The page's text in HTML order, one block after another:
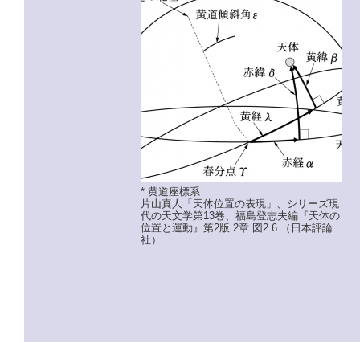
* 黄道座標系
片山真人「天体位置の表現」、シリーズ現
代の天文学第13巻、福島登志夫編『天体の
位置と運動』第2版 2章 図2.6 （日本評論
社）